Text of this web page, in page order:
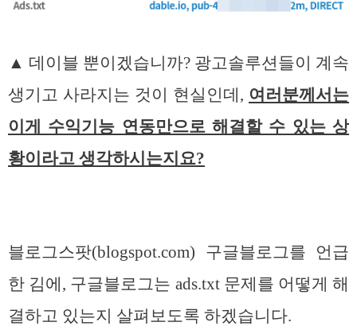
▲ 데이블 뿐이겠습니까? 광고솔루션들이 계속
생기고 사라지는 것이 현실인데, 여러분께서는
이게 수익기능 연동만으로 해결할 수 있는 상
황이라고 생각하시는지요?
블로그스팟(blogspot.com) 구글블로그를 언급
한 김에, 구글블로그는 ads.txt 문제를 어떻게 해
결하고 있는지 살펴보도록 하겠습니다.